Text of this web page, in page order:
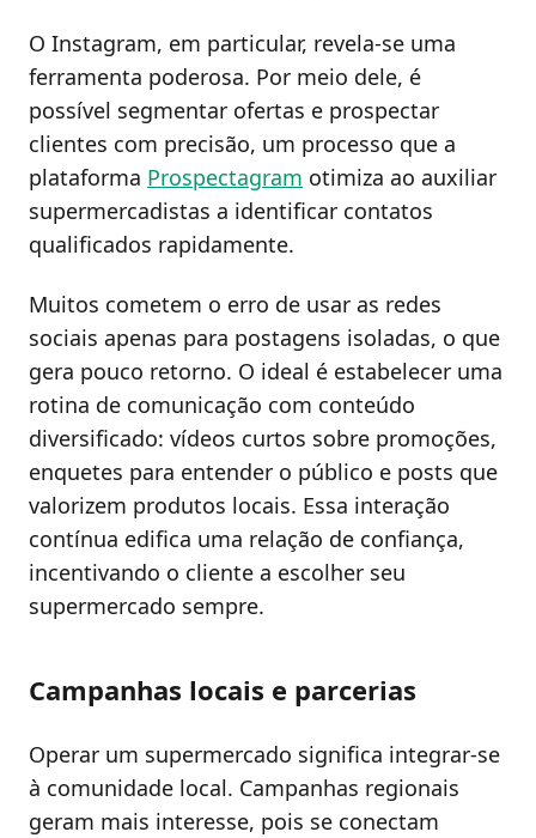
O Instagram, em particular, revela-se uma
ferramenta poderosa. Por meio dele, é
possível segmentar ofertas e prospectar
clientes com precisão, um processo que a
plataforma Prospectagram otimiza ao auxiliar
supermercadistas a identificar contatos
qualificados rapidamente.
Muitos cometem o erro de usar as redes
sociais apenas para postagens isoladas, o que
gera pouco retorno. O ideal é estabelecer uma
rotina de comunicação com conteúdo
diversificado: vídeos curtos sobre promoções,
enquetes para entender o público e posts que
valorizem produtos locais. Essa interação
contínua edifica uma relação de confiança,
incentivando o cliente a escolher seu
supermercado sempre.
Campanhas locais e parcerias
Operar um supermercado significa integrar-se
à comunidade local. Campanhas regionais
geram mais interesse, pois se conectam